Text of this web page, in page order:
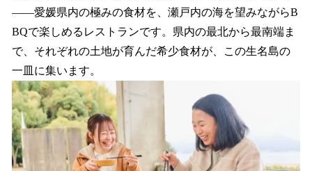
——愛媛県内の極みの食材を、瀬戸内の海を望みながらB
BQで楽しめるレストランです。県内の最北から最南端ま
で、それぞれの土地が育んだ希少食材が、この生名島の
一皿に集います。